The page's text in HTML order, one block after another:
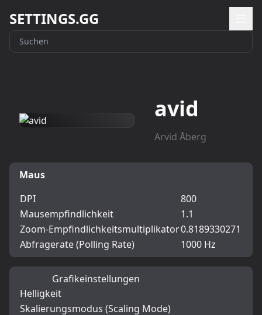
SETTINGS.GG
avid
Arvid Åberg
Maus
DPI
800
Mausempfindlichkeit
1.1
Zoom-Empfindlichkeitsmultiplikator0.8189330271
Abfragerate (Polling Rate)
1000 Hz
Grafikeinstellungen
Helligkeit
Skalierungsmodus (Scaling Mode)